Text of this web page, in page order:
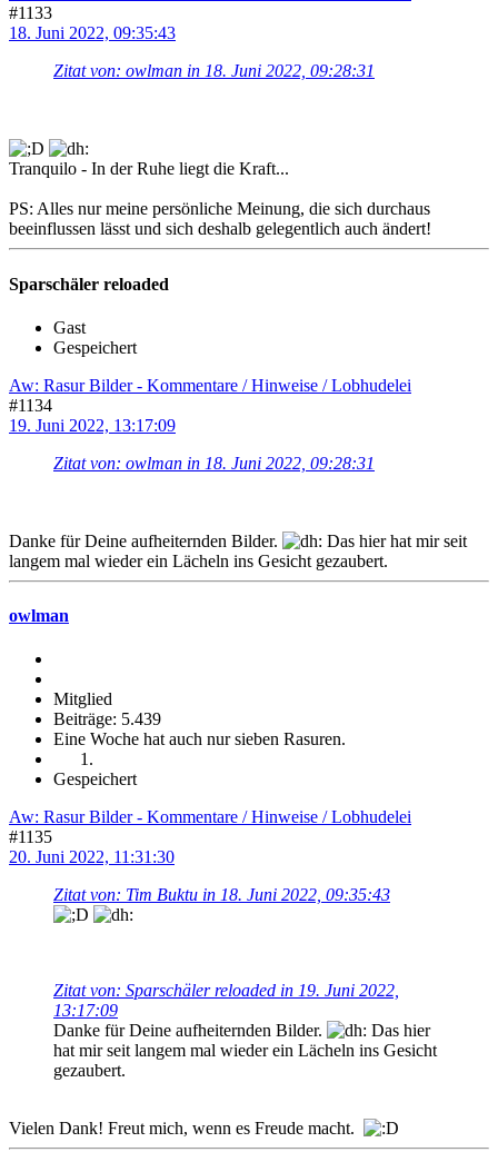
#1133
18. Juni 2022, 09:35:43
Zitat von: owlman in 18. Juni 2022, 09:28:31
Tranquilo - In der Ruhe liegt die Kraft...
PS: Alles nur meine persönliche Meinung, die sich durchaus
beeinflussen lässt und sich deshalb gelegentlich auch ändert!
Sparschäler reloaded
Gast
Gespeichert
Aw: Rasur Bilder - Kommentare / Hinweise / Lobhudelei
#1134
19. Juni 2022, 13:17:09
Zitat von: owlman in 18. Juni 2022, 09:28:31
Danke für Deine aufheiternden Bilder.
Das hier hat mir seit
langem mal wieder ein Lächeln ins Gesicht gezaubert.
owlman
Mitglied
Beiträge: 5.439
Eine Woche hat auch nur sieben Rasuren.
Gespeichert
Aw: Rasur Bilder - Kommentare / Hinweise / Lobhudelei
#1135
20. Juni 2022, 11:31:30
Zitat von: Tim Buktu in 18. Juni 2022, 09:35:43
Zitat von: Sparschäler reloaded in 19. Juni 2022,
13:17:09
Danke für Deine aufheiternden Bilder.
Das hier
hat mir seit langem mal wieder ein Lächeln ins Gesicht
gezaubert.
Vielen Dank! Freut mich, wenn es Freude macht.